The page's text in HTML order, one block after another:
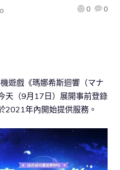
0 0
遊戲《瑪娜希斯迴響（マナ
天（9月17日）展開事前登錄
2021年內開始提供服務。